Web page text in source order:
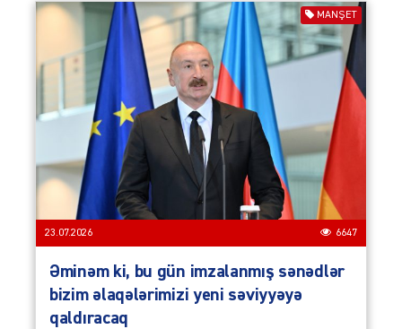
MANŞET
23.07.2026 6647
Əminəm ki, bu gün imzalanmış sənədlər
bizim əlaqələrimizi yeni səviyyəyə
qaldıracaq